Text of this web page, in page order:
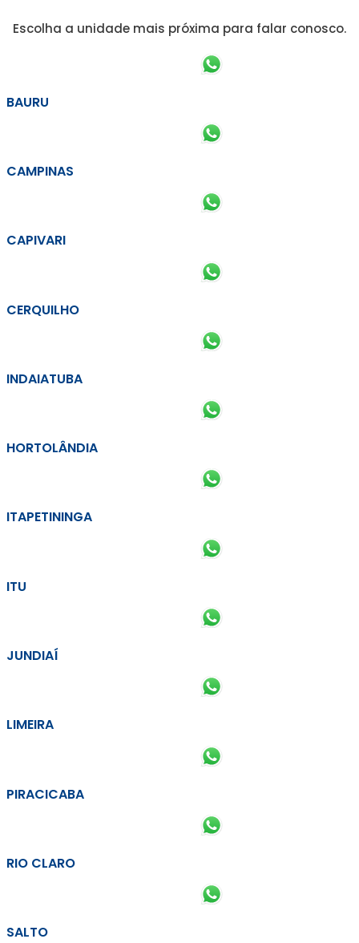
Escolha a unidade mais próxima para falar conosco.
BAURU
CAMPINAS
CAPIVARI
CERQUILHO
INDAIATUBA
HORTOLÂNDIA
ITAPETININGA
ITU
JUNDIAÍ
LIMEIRA
PIRACICABA
RIO CLARO
SALTO